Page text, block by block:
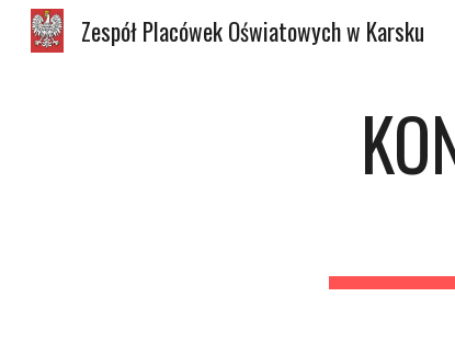
Zespół Placówek Oświatowych w Karsku